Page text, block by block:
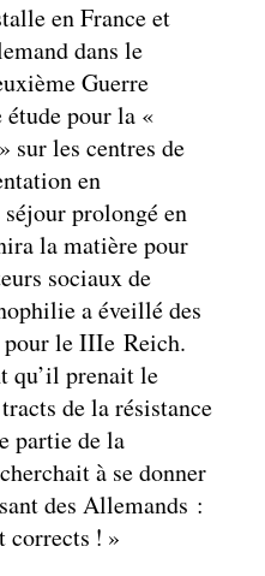
en France et
dans le
Guerre
pour la «
sur les centres de
en
séjour prolongé en
la matière pour
sociaux de
a éveillé des
pour le IIIe Reich.
qu’il prenait le
de la résistance
partie de la
à se donner
des Allemands :
corrects ! »